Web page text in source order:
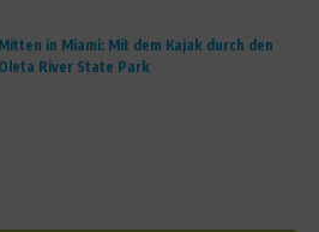
Mitten in Miami: Mit dem Kajak durch den
Oleta River State Park